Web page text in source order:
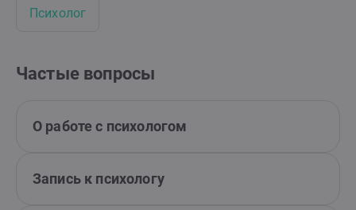
Психолог
Частые вопросы
О работе с психологом
Запись к психологу